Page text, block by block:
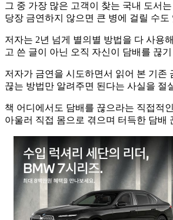
그 중 가장 많은 고객이 찾는 국내 도서
당장 금연하지 않으면 큰 병에 걸릴 수
저자는 2년 넘게 별의별 방법을 다 사용
고 쓴 글이 아닌 오직 자신이 담배를 끊
저자가 금연을 시도하면서 읽어 본 기존
끊는 방법만 알려주면 된다는 사실을 절
책 어디에서도 담배를 끊으라는 직접적
아울러 직접 몸으로 겪으며 터득한 담배